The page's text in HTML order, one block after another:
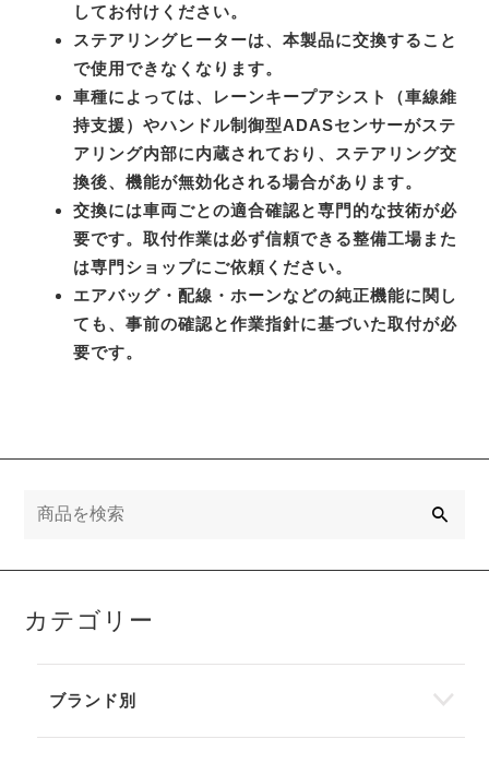
してお付けください。
ステアリングヒーターは、本製品に交換すること
で使用できなくなります。
車種によっては、レーンキープアシスト（車線維
持支援）やハンドル制御型ADASセンサーがステ
アリング内部に内蔵されており、ステアリング交
換後、機能が無効化される場合があります。
交換には車両ごとの適合確認と専門的な技術が必
要です。取付作業は必ず信頼できる整備工場また
は専門ショップにご依頼ください。
エアバッグ・配線・ホーンなどの純正機能に関し
ても、事前の確認と作業指針に基づいた取付が必
要です。
カテゴリー
ブランド別